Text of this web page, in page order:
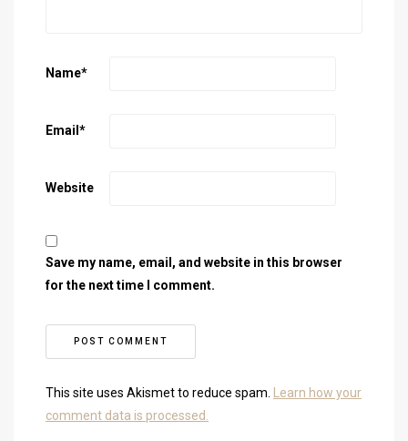
Name*
Email *
Website
Save my name, email, and website in this browser
for the next time I comment.
This site uses Akismet to reduce spam. Learn how your
comment data is processed.